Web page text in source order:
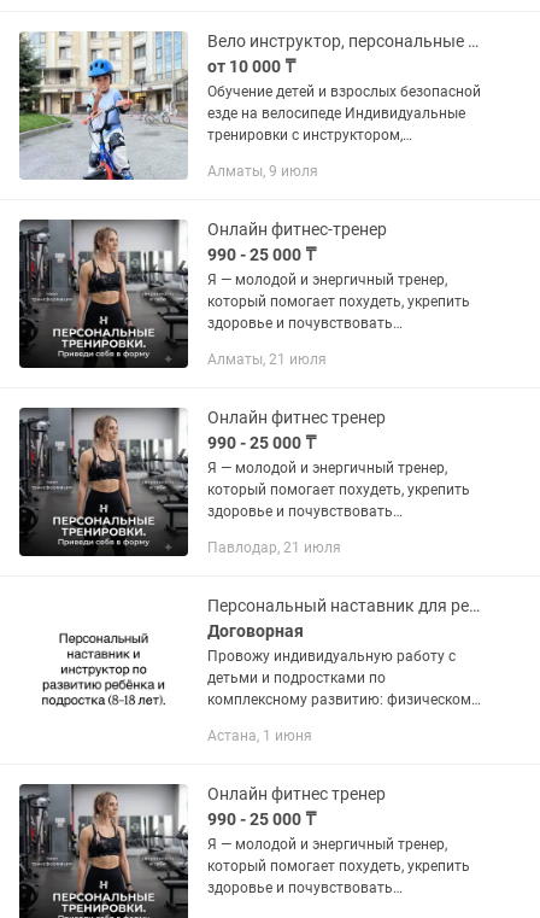
поддержка вне...
Вело инструктор, персональные тренировки, обучение езде на велосипеде!
от 10 000 ₸
Обучение детей и взрослых безопасной
езде на велосипеде Индивидуальные
тренировки с инструктором,
профессиональным горным вело
Алматы, 9 июля
Онлайн фитнес-тренер
990 - 25 000 ₸
Я — молодой и энергичный тренер,
который помогает похудеть, укрепить
здоровье и почувствовать
клиента создаю индивидуальные
Алматы, 21 июля
Онлайн фитнес тренер
990 - 25 000 ₸
Я — молодой и энергичный тренер,
который помогает похудеть, укрепить
здоровье и почувствовать
клиента создаю индивидуальные
Павлодар, 21 июля
Персональный наставник для ребенка и подростка (8-18 лет)
Договорная
Провожу индивидуальную работу с
детьми и подростками по
комплексному развитию: физическому,
и жизненному. Это не кружок и не
Астана, 1 июня
Онлайн фитнес тренер
990 - 25 000 ₸
Я — молодой и энергичный тренер,
который помогает похудеть, укрепить
здоровье и почувствовать